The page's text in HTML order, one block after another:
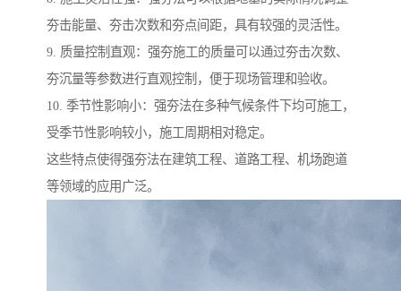
夯击能量、夯击次数和夯点间距，具有较强的灵活性。
9. 质量控制直观：强夯施工的质量可以通过夯击次数、
夯沉量等参数进行直观控制，便于现场管理和验收。
10. 季节性影响小：强夯法在多种气候条件下均可施工，
受季节性影响较小，施工周期相对稳定。
这些特点使得强夯法在建筑工程、道路工程、机场跑道
等领域的应用广泛。